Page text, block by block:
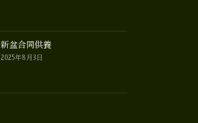
新盆合同供養
2025年8月3日